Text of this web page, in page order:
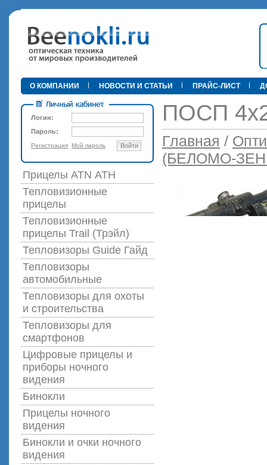
•
89 000
О КОМПАНИИ НОВОСТИ И СТАТЬИ ПРАЙС-ЛИСТ
Логин:
Пароль:
Регистрация Мой пароль Войти
Прицелы ATN АТН
Тепловизионные
прицелы
Тепловизионные
прицелы Trail (Трэйл)
Тепловизоры Guide Гайд
Тепловизоры
автомобильные
Тепловизоры для охоты
и строительства
Тепловизоры для
смартфонов
Цифровые прицелы и
приборы ночного
видения
Бинокли
Прицелы ночного
видения
Бинокли и очки ночного
видения
ПОСП
Главная /
(БЕЛОМО-